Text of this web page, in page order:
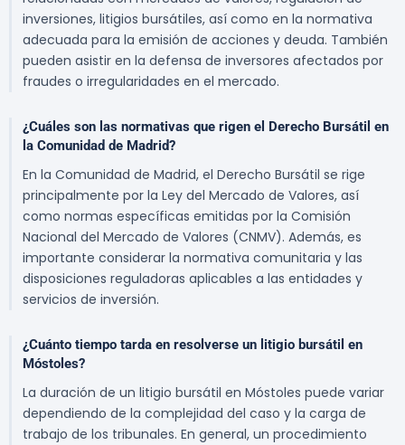
inversiones, litigios bursátiles, así como en la normativa
adecuada para la emisión de acciones y deuda. También
pueden asistir en la defensa de inversores afectados por
fraudes o irregularidades en el mercado.
¿Cuáles son las normativas que rigen el Derecho Bursátil en
la Comunidad de Madrid?
En la Comunidad de Madrid, el Derecho Bursátil se rige
principalmente por la Ley del Mercado de Valores, así
como normas específicas emitidas por la Comisión
Nacional del Mercado de Valores (CNMV). Además, es
importante considerar la normativa comunitaria y las
disposiciones reguladoras aplicables a las entidades y
servicios de inversión.
¿Cuánto tiempo tarda en resolverse un litigio bursátil en
Móstoles?
La duración de un litigio bursátil en Móstoles puede variar
dependiendo de la complejidad del caso y la carga de
trabajo de los tribunales. En general, un procedimiento